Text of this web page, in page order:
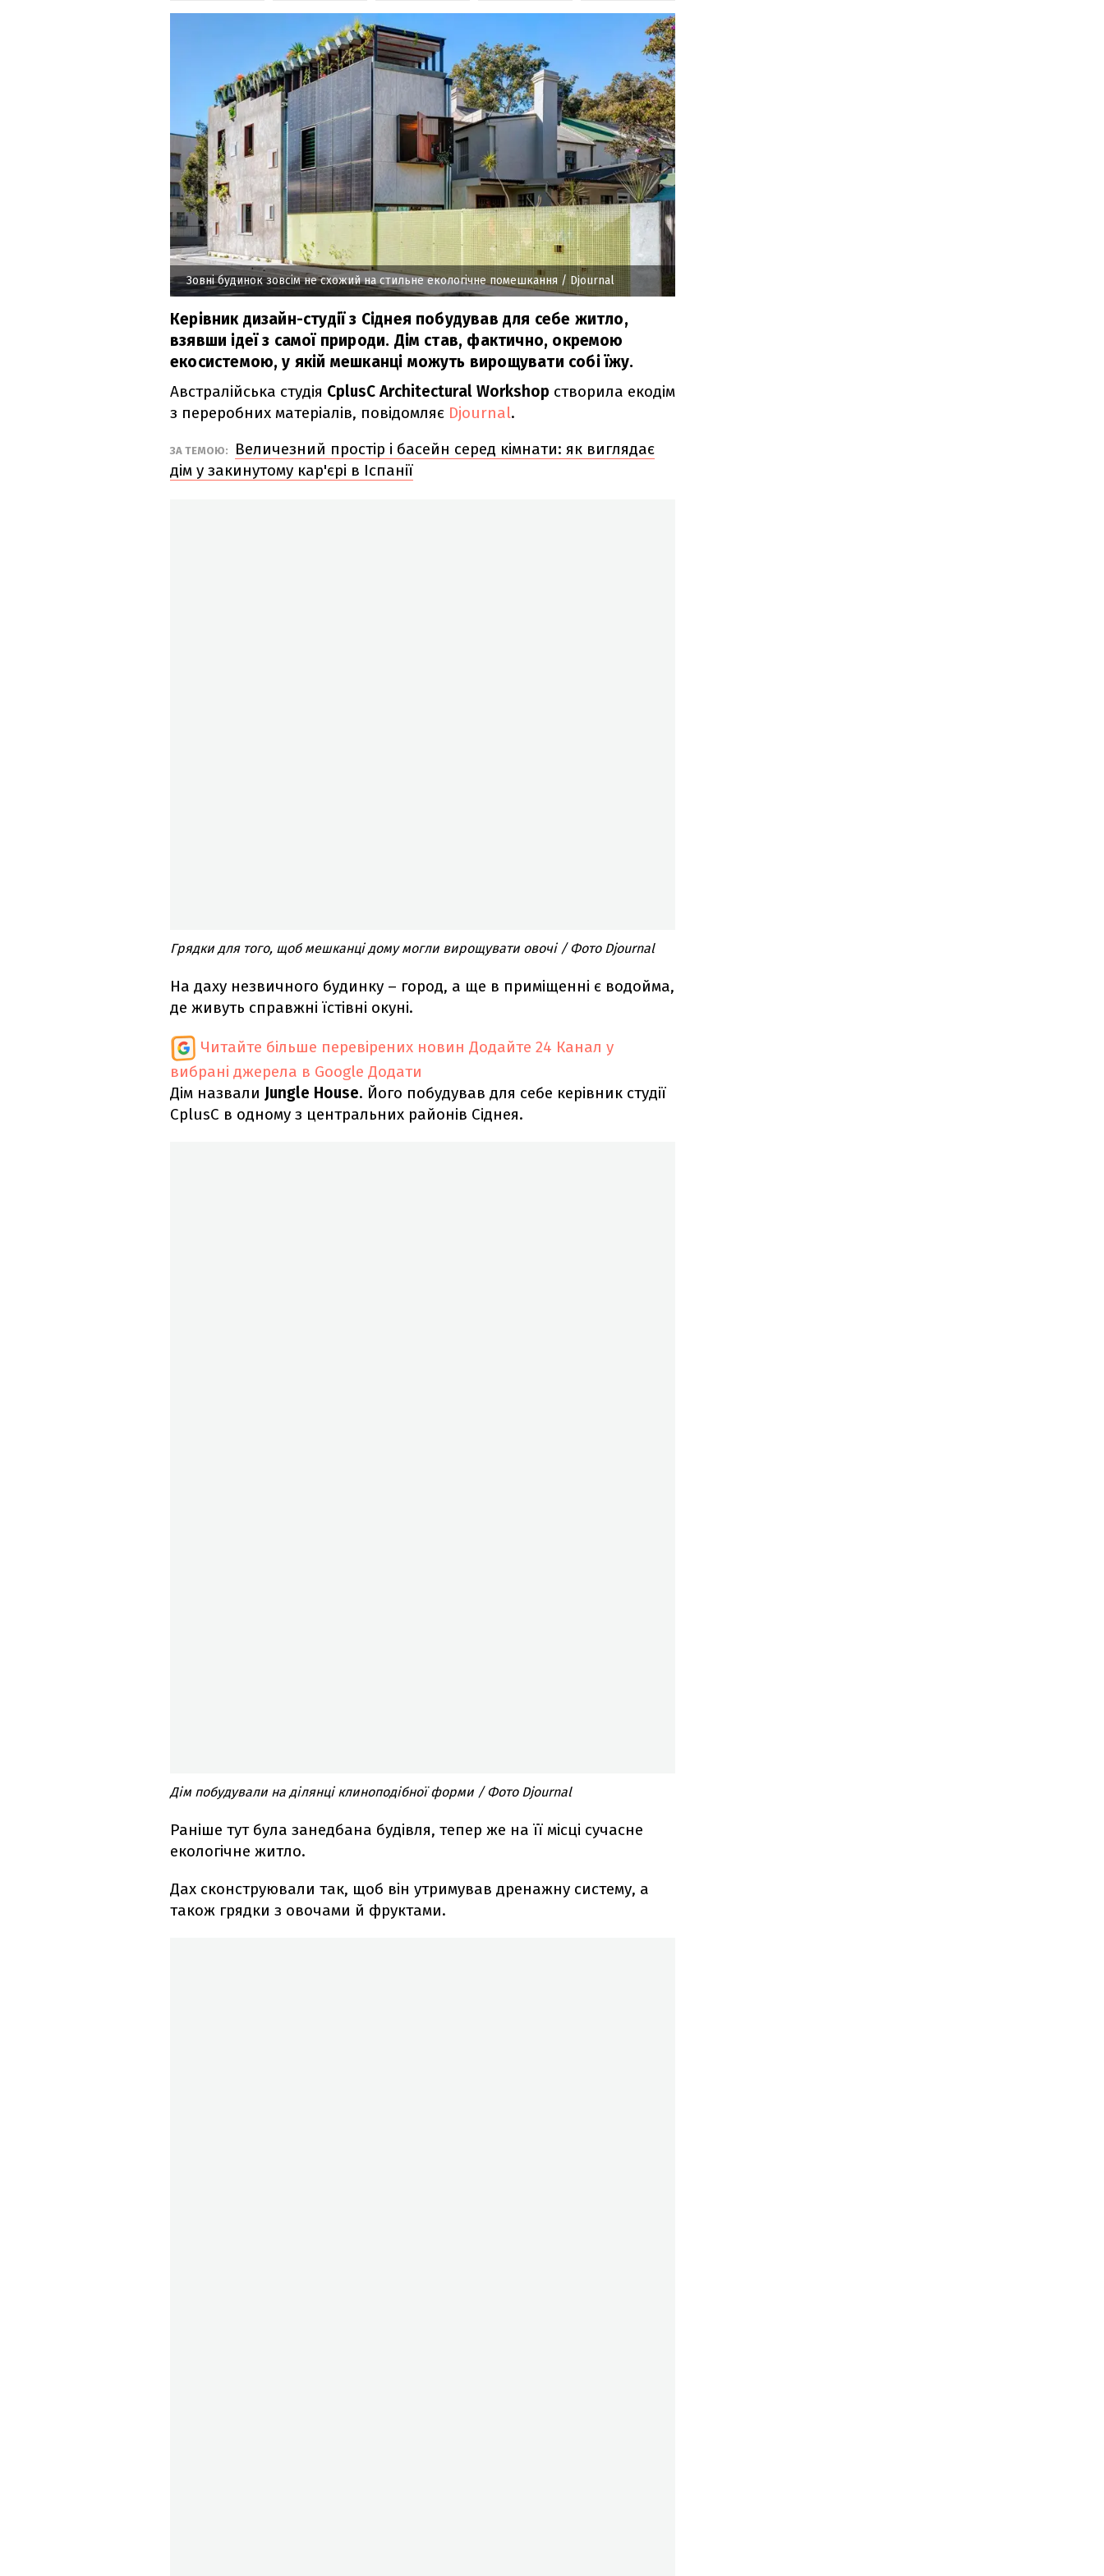
Зовні будинок зовсім не схожий на стильне екологічне помешкання / Djournal
Керівник дизайн-студії з Сіднея побудував для себе житло,
взявши ідеї з самої природи. Дім став, фактично, окремою
екосистемою, у якій мешканці можуть вирощувати собі їжу.
Австралійська студія CplusC Architectural Workshop створила екодім
з переробних матеріалів, повідомляє Djournal.
ЗА ТЕМОЮ:
Величезний простір і басейн серед кімнати: як виглядає
дім у закинутому кар'єрі в Іспанії
Грядки для того, щоб мешканці дому могли вирощувати овочі / Фото Djournal
На даху незвичного будинку – город, а ще в приміщенні є водойма,
де живуть справжні їстівні окуні.
Читайте більше перевірених новин Додайте 24 Канал у
вибрані джерела в Google Додати
Дім назвали Jungle House. Його побудував для себе керівник студії
CplusC в одному з центральних районів Сіднея.
Дім побудували на ділянці клиноподібної форми / Фото Djournal
Раніше тут була занедбана будівля, тепер же на її місці сучасне
екологічне житло.
Дах сконструювали так, щоб він утримував дренажну систему, а
також грядки з овочами й фруктами.